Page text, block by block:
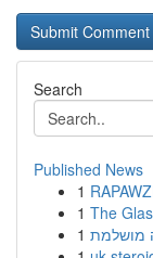
Search
Published News
1
1 The
1 מושלמת